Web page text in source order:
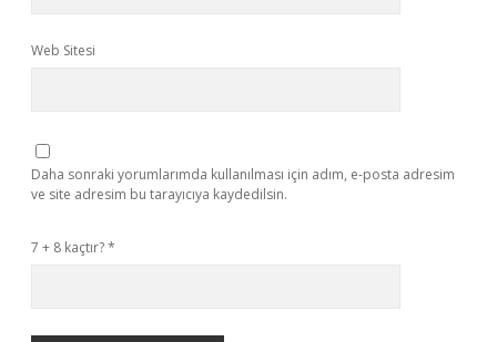
Web Sitesi
Daha sonraki yorumlarımda kullanılması için adım, e-posta adresim
ve site adresim bu tarayıcıya kaydedilsin.
7 + 8 kaçtır?*